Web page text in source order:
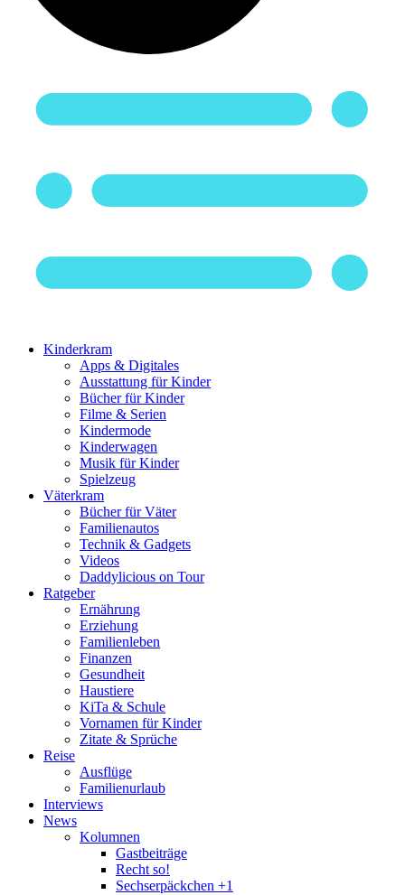
Kinderkram
Apps & Digitales
Ausstattung für Kinder
Bücher für Kinder
Filme & Serien
Kindermode
Kinderwagen
Musik für Kinder
Spielzeug
Väterkram
Bücher für Väter
Familienautos
Technik & Gadgets
Videos
Daddylicious on Tour
Ratgeber
Ernährung
Erziehung
Familienleben
Finanzen
Gesundheit
Haustiere
KiTa & Schule
Vornamen für Kinder
Zitate & Sprüche
Reise
Ausflüge
Familienurlaub
Interviews
News
Kolumnen
Gastbeiträge
Recht so!
Sechserpäckchen +1